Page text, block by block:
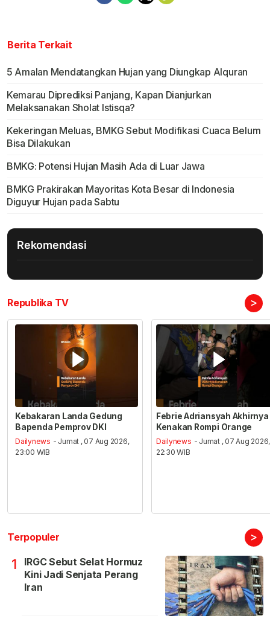
Berita Terkait
5 Amalan Mendatangkan Hujan yang Diungkap Alquran
Kemarau Diprediksi Panjang, Kapan Dianjurkan
Melaksanakan Sholat Istisqa?
Kekeringan Meluas, BMKG Sebut Modifikasi Cuaca Belum
Bisa Dilakukan
BMKG: Potensi Hujan Masih Ada di Luar Jawa
BMKG Prakirakan Mayoritas Kota Besar di Indonesia
Diguyur Hujan pada Sabtu
Rekomendasi
Republika TV >
Kebakaran Landa Gedung
Bapenda Pemprov DKI
Dailynews - Jumat , 07 Aug 2026,
23:00 WIB
Febrie Adriansyah Akhirnya
Kenakan Rompi Orange
Dailynews - Jumat , 07 Aug 2026,
22:30 WIB
Terpopuler >
1
IRGC Sebut Selat Hormuz
Kini Jadi Senjata Perang
Iran